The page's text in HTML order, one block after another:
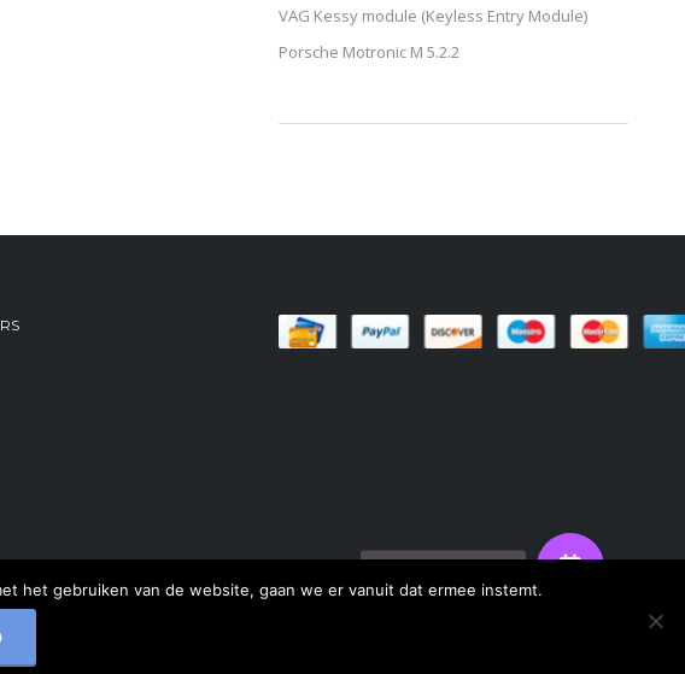
VAG Kessy module (Keyless Entry Module)
Porsche Motronic M 5.2.2
het gebruiken van de website, gaan we er vanuit dat ermee instemt.